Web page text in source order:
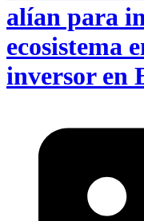
alían para
ecosistema
inversor en